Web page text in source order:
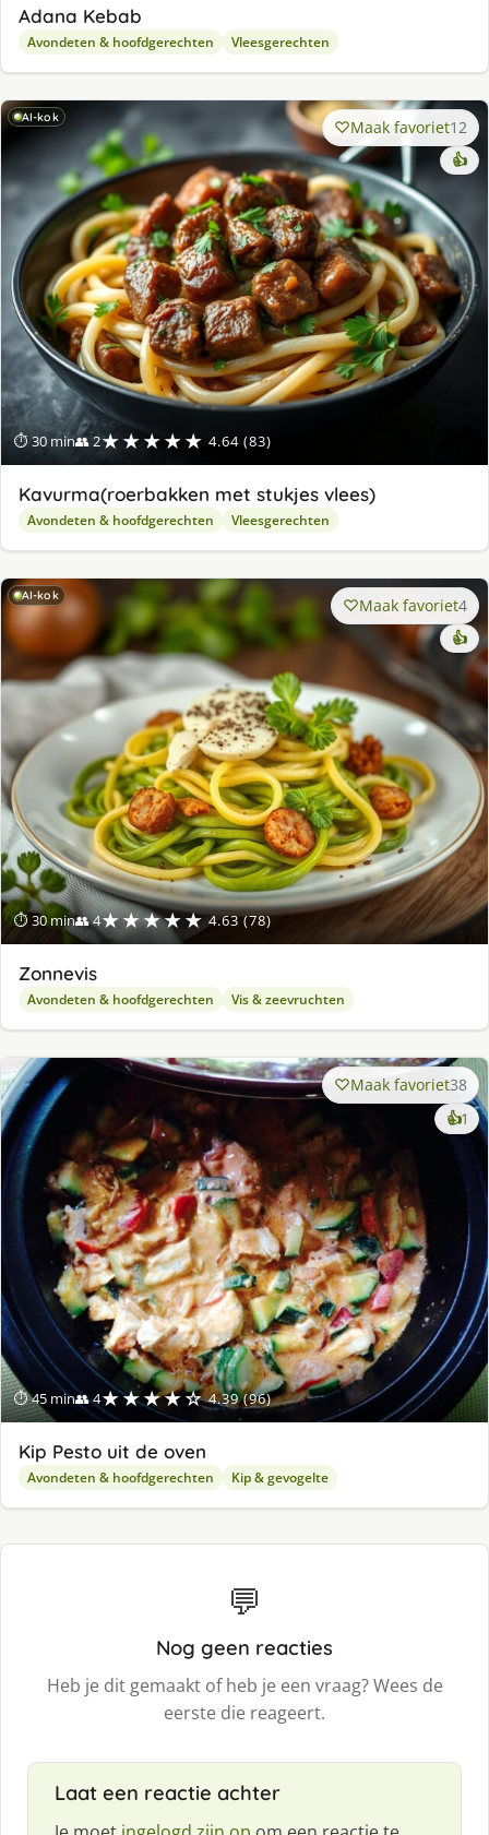
Adana Kebab
Avondeten & hoofdgerechten Vleesgerechten
AI-kok
⏱ 30 min👥 2★★★★★ 4.64 (83)
Maak favoriet12
👍
Kavurma(roerbakken met stukjes vlees)
Avondeten & hoofdgerechten Vleesgerechten
AI-kok
⏱ 30 min👥 4★★★★★ 4.63 (78)
Maak favoriet4
👍
Zonnevis
Avondeten & hoofdgerechten Vis & zeevruchten
⏱ 45 min👥 4★★★★☆ 4.39 (96)
Maak favoriet38
👍1
Kip Pesto uit de oven
Avondeten & hoofdgerechten Kip & gevogelte
💬
Nog geen reacties
Heb je dit gemaakt of heb je een vraag? Wees de
eerste die reageert.
Laat een reactie achter